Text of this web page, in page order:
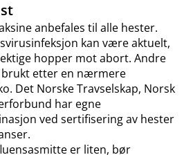
anbefales til alle hester.
kan være aktuelt,
hopper mot abort. Andre
brukt etter en nærmere
Det Norske Travselskap, Norsk
har egne
ved sertifisering av hester
er liten, bør